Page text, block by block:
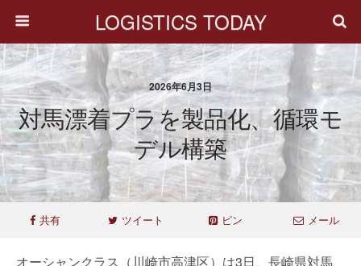
LOGISTICS TODAY
2026年6月3日
対馬漂着プラを製品化、循環モ
デル構築
共有 ツイート ピン メール
オーシャンクラス（川崎市高津区）は3日、長崎県対馬